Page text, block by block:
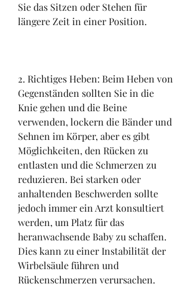
Sie das Sitzen oder Stehen für
längere Zeit in einer Position.
2. Richtiges Heben: Beim Heben von
Gegenständen sollten Sie in die
Knie gehen und die Beine
verwenden, lockern die Bänder und
Sehnen im Körper, aber es gibt
Möglichkeiten, den Rücken zu
entlasten und die Schmerzen zu
reduzieren. Bei starken oder
anhaltenden Beschwerden sollte
jedoch immer ein Arzt konsultiert
werden, um Platz für das
heranwachsende Baby zu schaffen.
Dies kann zu einer Instabilität der
Wirbelsäule führen und
Rückenschmerzen verursachen.